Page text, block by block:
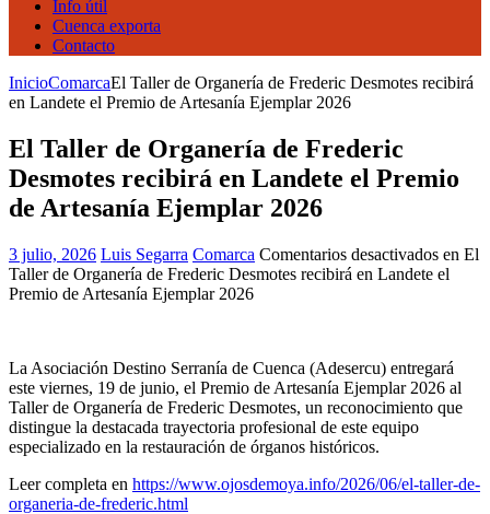
Info útil
Cuenca exporta
Contacto
InicioComarcaEl Taller de Organería de Frederic Desmotes recibirá
en Landete el Premio de Artesanía Ejemplar 2026
El Taller de Organería de Frederic
Desmotes recibirá en Landete el Premio
de Artesanía Ejemplar 2026
3 julio, 2026 Luis Segarra Comarca Comentarios desactivados en El
Taller de Organería de Frederic Desmotes recibirá en Landete el
Premio de Artesanía Ejemplar 2026
La Asociación Destino Serranía de Cuenca (Adesercu) entregará
este viernes, 19 de junio, el Premio de Artesanía Ejemplar 2026 al
Taller de Organería de Frederic Desmotes, un reconocimiento que
distingue la destacada trayectoria profesional de este equipo
especializado en la restauración de órganos históricos.
Leer completa en https://www.ojosdemoya.info/2026/06/el-taller-de-
organeria-de-frederic.html